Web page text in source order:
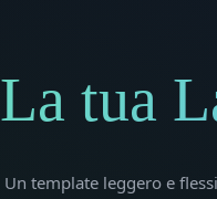
La tua
Un template leggero e